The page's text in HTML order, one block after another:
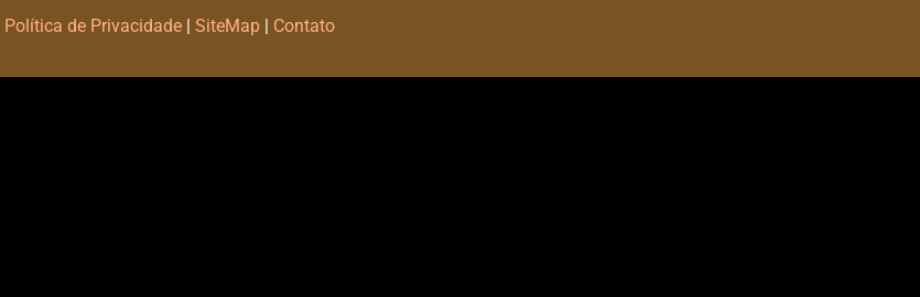
Política de Privacidade| SiteMap| Contato